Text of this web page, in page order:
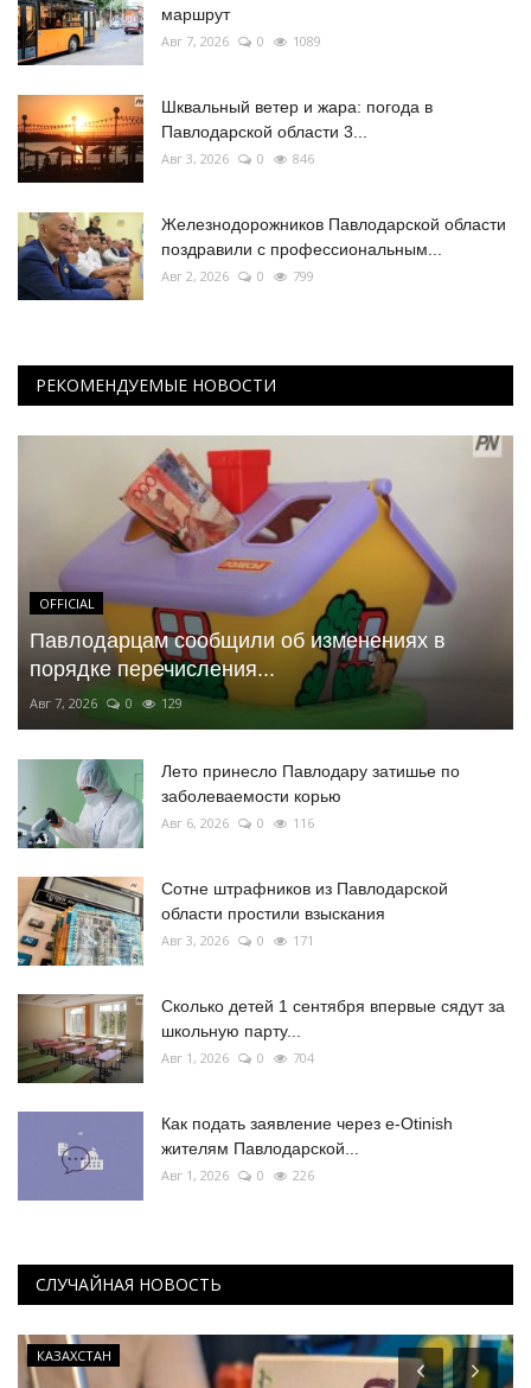
маршрут
Авг 7, 2026 0 1089
Шквальный ветер и жара: погода в
Павлодарской области 3...
Авг 3, 2026 0 846
Железнодорожников Павлодарской области
поздравили с профессиональным...
Авг 2, 2026 0 799
РЕКОМЕНДУЕМЫЕ НОВОСТИ
OFFICIAL
Павлодарцам сообщили об изменениях в
порядке перечисления...
Авг 7, 2026 0 129
Лето принесло Павлодару затишье по
заболеваемости корью
Авг 6, 2026 0 116
Сотне штрафников из Павлодарской
области простили взыскания
Авг 3, 2026 0 171
Сколько детей 1 сентября впервые сядут за
школьную парту...
Авг 1, 2026 0 704
Как подать заявление через e-Otinish
жителям Павлодарской...
Авг 1, 2026 0 226
СЛУЧАЙНАЯ НОВОСТЬ
КАЗАХСТАН